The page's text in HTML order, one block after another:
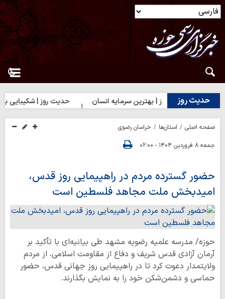
حدیث روز
حدیث روز | بهترین سرمایه انسان حدیث روز | شکیبایی بر
صفحه اصلی استان‌ها
خراسان رضوی
جمعه ۸ فروردین ۱۴۰۴ - ۰۲:۰۰
حضور گسترده مردم در راهپیمایی روز قدس،
امیدبخش ملت مجاهد فلسطین است
حوزه/ مدرسه علمیه رضویه مشهد طی بیانیه‌ای با تأکید بر
آرمان آزادی قدس شریف و دفاع از مقاومت اسلامی، از مردم
ولایتمدار دعوت کرد تا در راهپیمایی روز جهانی قدس، حضور
حماسی و دشمن‌شکن خود را به نمایش بگذارند.